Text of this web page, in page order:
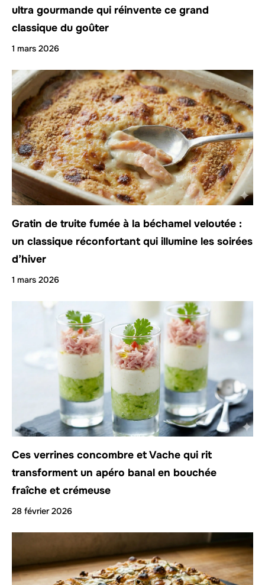
ultra gourmande qui réinvente ce grand
classique du goûter
1 mars 2026
Gratin de truite fumée à la béchamel veloutée :
un classique réconfortant qui illumine les soirées
d’hiver
1 mars 2026
Ces verrines concombre et Vache qui rit
transforment un apéro banal en bouchée
fraîche et crémeuse
28 février 2026